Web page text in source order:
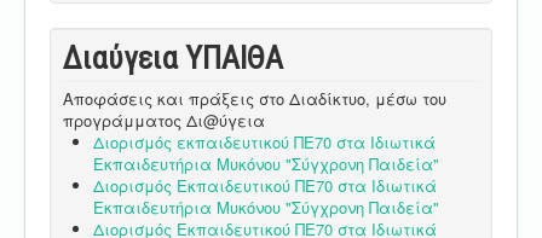
Διαύγεια ΥΠΑΙΘA
Αποφάσεις και πράξεις στο Διαδίκτυο, μέσω του
προγράμματος Δι@ύγεια
Διορισμός εκπαιδευτικού ΠΕ70 στα Ιδιωτικά
Εκπαιδευτήρια Μυκόνου "Σύγχρονη Παιδεία"
Διορισμός Εκπαιδευτικού ΠΕ70 στα Ιδιωτικά
Εκπαιδευτήρια Μυκόνου "Σύγχρονη Παιδεία"
Διορισμός Εκπαιδευτικού ΠΕ70 στα Ιδιωτικά